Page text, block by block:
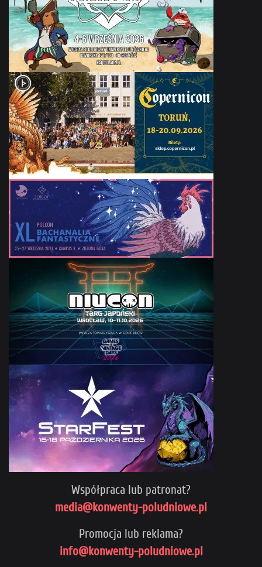
Współpraca lub patronat?
media@konwenty-poludniowe.pl
Promocja lub reklama?
info@konwenty-poludniowe.pl